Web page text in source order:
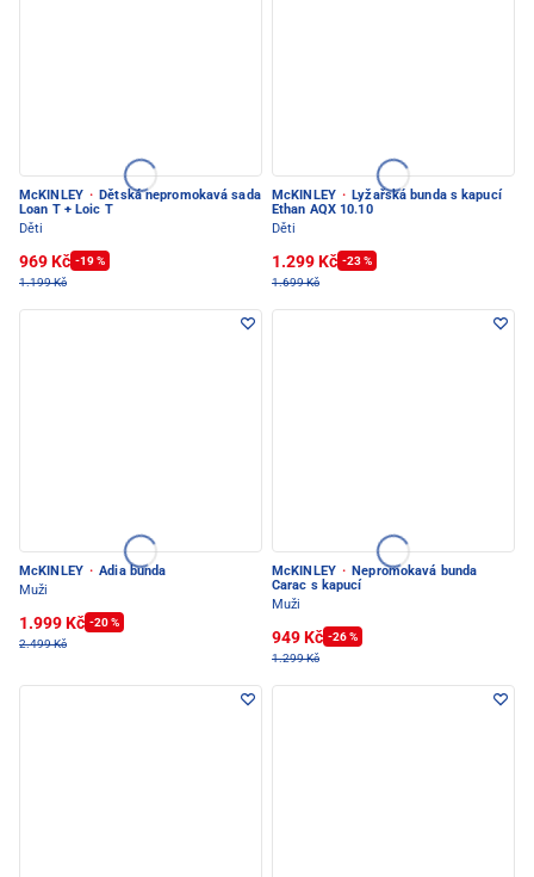
McKINLEY · Dětská nepromokavá sada
Loan T + Loic T
Děti
969 Kč -19 %
1.199 Kč
McKINLEY · Lyžařská bunda s kapucí
Ethan AQX 10.10
Děti
1.299 Kč -23 %
1.699 Kč
McKINLEY · Adia bunda
Muži
1.999 Kč -20 %
2.499 Kč
McKINLEY · Nepromokavá bunda
Carac s kapucí
Muži
949 Kč -26 %
1.299 Kč